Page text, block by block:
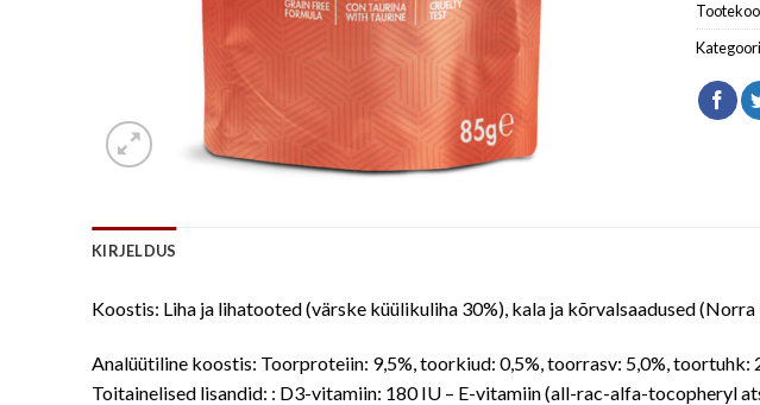
KIRJELDUS
Koostis: Liha ja lihatooted (värske küülikuliha 30%), kala ja kõrvalsaadused
Analüütiline koostis: Toorproteiin: 9,5%, toorkiud: 0,5%, toorrasv: 5,0%, toortuhk:
Toitainelised lisandid: : D3-vitamiin: 180 IU – E-vitamiin (all-rac-alfa-tocopheryl